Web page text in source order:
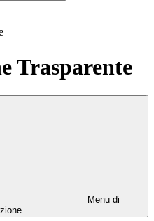
Trasparente
Menu di